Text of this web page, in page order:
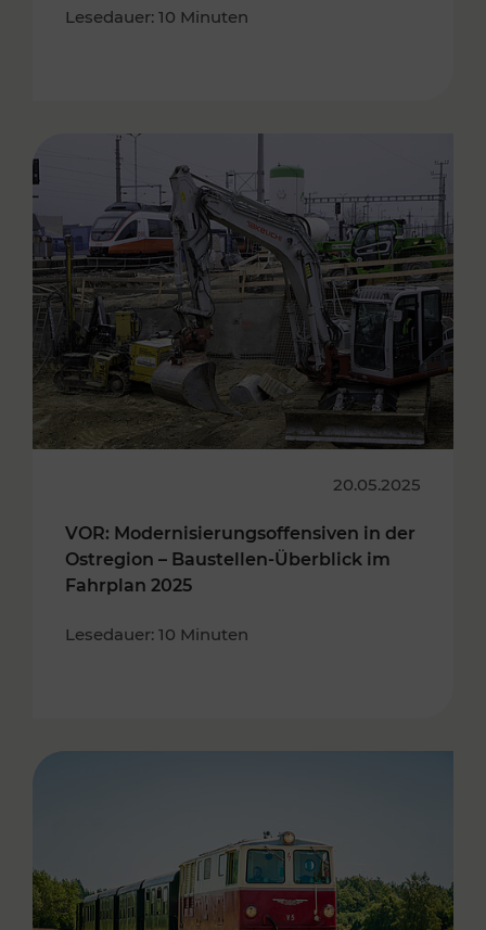
Lesedauer: 10 Minuten
20.05.2025
VOR: Modernisierungsoffensiven in der
Ostregion – Baustellen-Überblick im
Fahrplan 2025
Lesedauer: 10 Minuten